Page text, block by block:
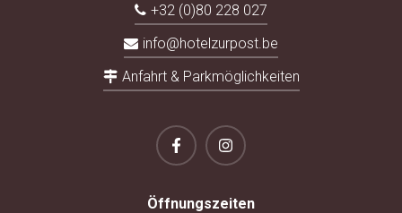
+32 (0)80 228 027
info@hotelzurpost.be
Anfahrt & Parkmöglichkeiten
Öffnungszeiten